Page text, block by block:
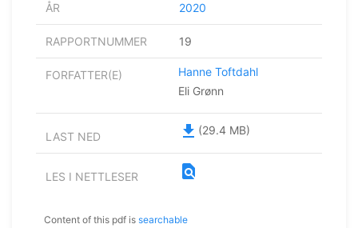
ÅR 2020
RAPPORTNUMMER 19
FORFATTER(E)
Hanne Toftdahl
Eli Grønn
LAST NED file_download (29.4 MB)
LES I NETTLESER find_in_page
Content of this pdf is searchable